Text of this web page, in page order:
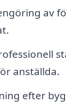
av
anställda.
efter